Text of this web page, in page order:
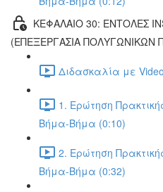
ΚΕΦΑΛΑΙΟ 30: ΕΝΤΟΛΕΣ
(ΕΠΕΞΕΡΓΑΣΙΑ ΠΟΛΥΓΩΝΙΚΩΝ
Διδασκαλία με
1. Ερώτηση
Βήμα-Βήμα (0:10)
2. Ερώτηση
Βήμα-Βήμα (0:32)